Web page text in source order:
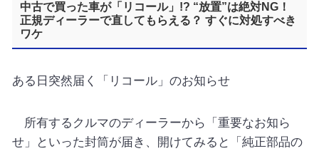
中古で買った車が「リコール」!? “放置”は絶対NG！
正規ディーラーで直してもらえる？ すぐに対処すべき
ワケ
ある日突然届く「リコール」のお知らせ
所有するクルマのディーラーから「重要なお知ら
せ」といった封筒が届き、開けてみると「純正部品の